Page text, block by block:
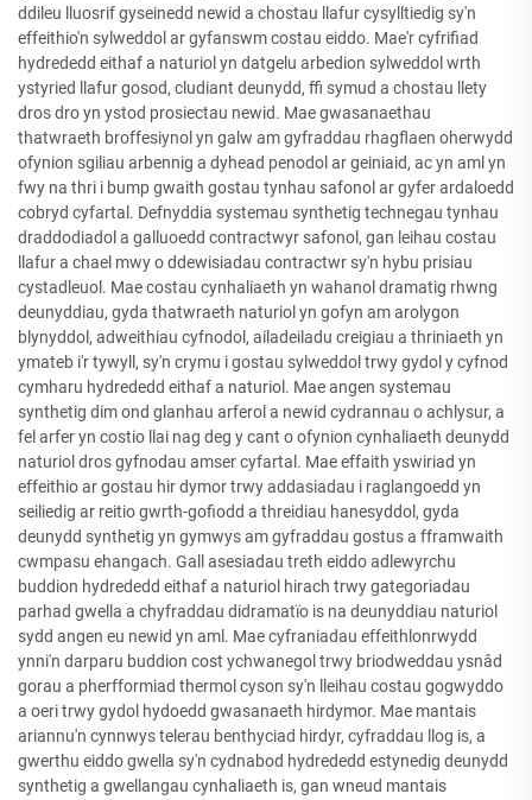
ddileu lluosrif gyseinedd newid a chostau llafur cysylltiedig sy'n
effeithio'n sylweddol ar gyfanswm costau eiddo. Mae'r cyfrifiad
hydrededd eithaf a naturiol yn datgelu arbedion sylweddol wrth
ystyried llafur gosod, cludiant deunydd, ffi symud a chostau llety
dros dro yn ystod prosiectau newid. Mae gwasanaethau
thatwraeth broffesiynol yn galw am gyfraddau rhagflaen oherwydd
ofynion sgiliau arbennig a dyhead penodol ar geiniaid, ac yn aml yn
fwy na thri i bump gwaith gostau tynhau safonol ar gyfer ardaloedd
cobryd cyfartal. Defnyddia systemau synthetig technegau tynhau
draddodiadol a galluoedd contractwyr safonol, gan leihau costau
llafur a chael mwy o ddewisiadau contractwr sy'n hybu prisiau
cystadleuol. Mae costau cynhaliaeth yn wahanol dramatig rhwng
deunyddiau, gyda thatwraeth naturiol yn gofyn am arolygon
blynyddol, adweithiau cyfnodol, ailadeiladu creigiau a thriniaeth yn
ymateb i'r tywyll, sy'n crymu i gostau sylweddol trwy gydol y cyfnod
cymharu hydrededd eithaf a naturiol. Mae angen systemau
synthetig dim ond glanhau arferol a newid cydrannau o achlysur, a
fel arfer yn costio llai nag deg y cant o ofynion cynhaliaeth deunydd
naturiol dros gyfnodau amser cyfartal. Mae effaith yswiriad yn
effeithio ar gostau hir dymor trwy addasiadau i raglangoedd yn
seiliedig ar reitio gwrth-gofiodd a threidiau hanesyddol, gyda
deunydd synthetig yn gymwys am gyfraddau gostus a fframwaith
cwmpasu ehangach. Gall asesiadau treth eiddo adlewyrchu
buddion hydrededd eithaf a naturiol hirach trwy gategoriadau
parhad gwella a chyfraddau didramatïo is na deunyddiau naturiol
sydd angen eu newid yn aml. Mae cyfraniadau effeithlonrwydd
ynni'n darparu buddion cost ychwanegol trwy briodweddau ysnâd
gorau a pherfformiad thermol cyson sy'n lleihau costau gogwyddo
a oeri trwy gydol hydoedd gwasanaeth hirdymor. Mae mantais
ariannu'n cynnwys telerau benthyciad hirdyr, cyfraddau llog is, a
gwerthu eiddo gwella sy'n cydnabod hydrededd estynedig deunydd
synthetig a gwellangau cynhaliaeth is, gan wneud mantais